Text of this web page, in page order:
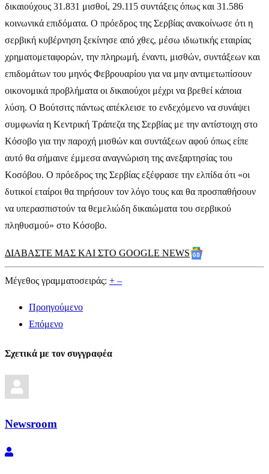
δικαιούχους 31.831 μισθοί, 29.115 συντάξεις όπως και 31.586
κοινωνικά επιδόματα. Ο πρόεδρος της Σερβίας ανακοίνωσε ότι η
σερβική κυβέρνηση ξεκίνησε από χθες, μέσω ιδιωτικής εταιρίας
χρηματομεταφορών, την πληρωμή, έναντι, μισθών, συντάξεων και
επιδομάτων του μηνός Φεβρουαρίου για να μην αντιμετωπίσουν
οικονομικά προβλήματα οι δικαιούχοι μέχρι να βρεθεί κάποια
λύση. Ο Βούτσιτς πάντως απέκλεισε το ενδεχόμενο να συνάψει
συμφωνία η Κεντρική Τράπεζα της Σερβίας με την αντίστοιχη στο
Κόσοβο για την παροχή μισθών και συντάξεων αφού όπως είπε
αυτό θα σήμαινε έμμεσα αναγνώριση της ανεξαρτησίας του
Κοσόβου. Ο πρόεδρος της Σερβίας εξέφρασε την ελπίδα ότι «οι
δυτικοί εταίροι θα τηρήσουν τον λόγο τους και θα προσπαθήσουν
να υπερασπιστούν τα θεμελιώδη δικαιώματα του σερβικού
πληθυσμού» στο Κόσοβο.
ΔΙΑΒΑΣΤΕ ΜΑΣ ΚΑΙ ΣΤΟ GOOGLE NEWS
Μέγεθος γραμματοσειράς: + –
Προηγούμενο
Επόμενο
Σχετικά με τον συγγραφέα
Newsroom
Newsroom